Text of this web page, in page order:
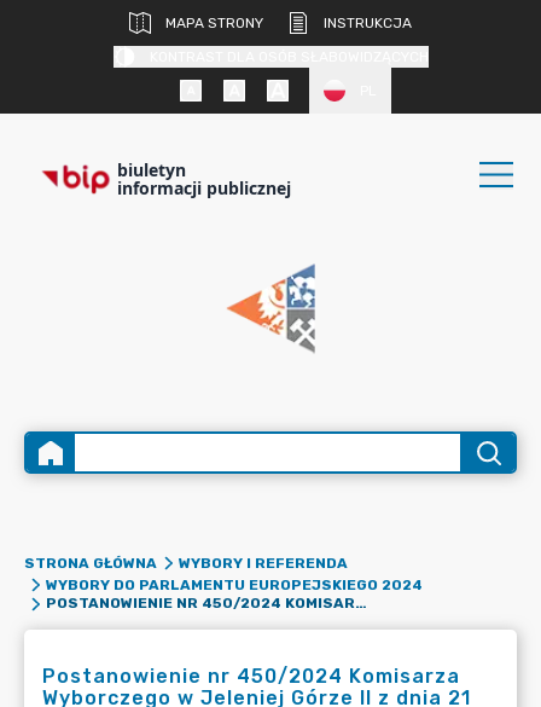
MAPA STRONY
INSTRUKCJA
biuletyn
informacji publicznej
STRONA GŁÓWNA
WYBORY I REFERENDA
WYBORY DO PARLAMENTU EUROPEJSKIEGO 2024
POSTANOWIENIE NR 450/2024 KOMISARZA WYBORCZEGO W JELENIEJ GÓRZE II Z DNIA 21 MAJA 2024 R. W SPRAWIE ZWOŁANIA PIERWSZYCH POSIEDZEŃ OBWODOWYCH KOMISJI WYBORCZYCH W WYBORACH DO PARLAMENTU EUROPEJSKIEGO ZARZĄDZONYCH NA DZIEŃ 9 CZERWCA 2024 R.
Postanowienie nr 450/2024 Komisarza
Wyborczego w Jeleniej Górze II z dnia 21